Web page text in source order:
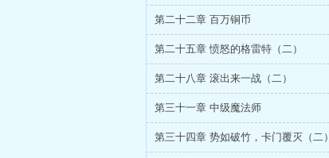
第二十二章 百万铜币
第二十五章 愤怒的格雷特（二）
第二十八章 滚出来一战（二）
第三十一章 中级魔法师
第三十四章 势如破竹，卡门覆灭（二）